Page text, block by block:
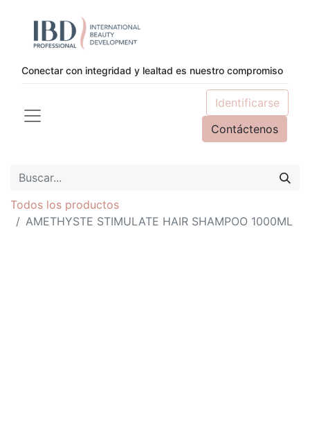
Conectar con integridad y lealtad es nuestro compromiso
Identificarse
Contáctenos
Todos los productos
AMETHYSTE STIMULATE HAIR SHAMPOO 1000ML